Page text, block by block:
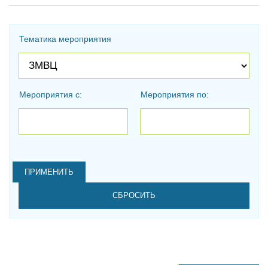
Тематика мероприятия
Мероприятия с: Мероприятия по: